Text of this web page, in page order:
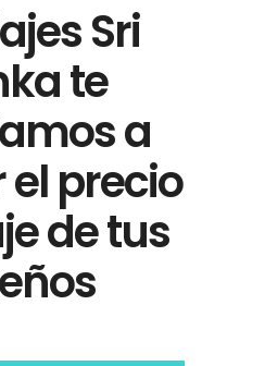
Sri
te
a
precio
de tus